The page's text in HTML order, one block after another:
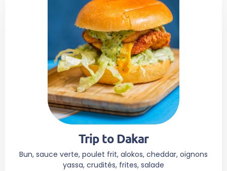
Trip to Dakar
Bun, sauce verte, poulet frit, alokos, cheddar, oignons
yassa, crudités, frites, salade